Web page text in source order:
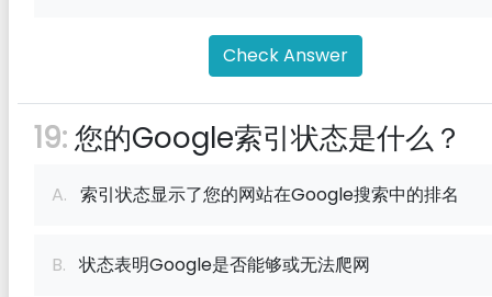
Check Answer
19:您的Google索引状态是什么？
A. 索引状态显示了您的网站在Google搜索中的排名
B. 状态表明Google是否能够或无法爬网